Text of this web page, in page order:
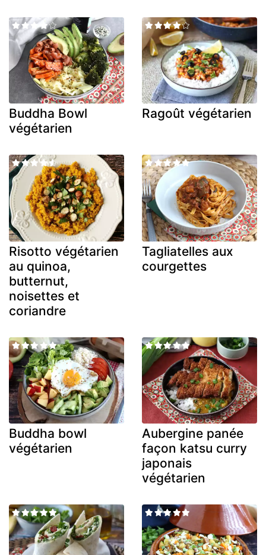
Buddha Bowl
végétarien
Ragoût végétarien
Risotto végétarien
au quinoa,
butternut,
noisettes et
coriandre
Tagliatelles aux
courgettes
Buddha bowl
végétarien
Aubergine panée
façon katsu curry
japonais
végétarien